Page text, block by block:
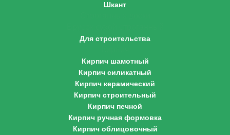
Шкант
Для строительства
Кирпич шамотный
Кирпич силикатный
Кирпич керамический
Кирпич строительный
Кирпич печной
Кирпич ручная формовка
Кирпич облицовочный